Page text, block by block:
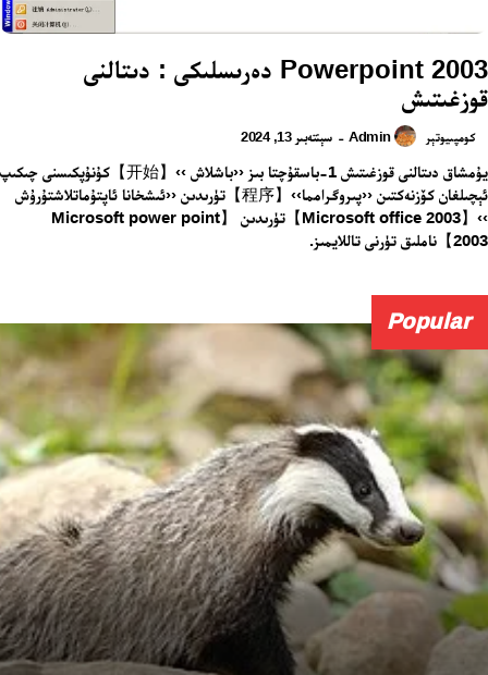
2003 Powerpoint دەرىسلىكى : دىتالنى
قوزغىتىش
كومپىيوتېر Admin
- سېنتەبىر 13, 2024
يۇمشاق دىتالنى قوزغىتىش 1-باسقۇچتا بىز ‹‹باشلاش ››【开始】كۇنۇپكىسنى چىكىپ
ئېچىلغان كۆزنەكتىن ‹‹پىروگرامما››【程序】تۈرىدىن ‹‹ئىشخانا ئاپتۇماتلاشتۇرۇش
››【Microsoft office 2003】تۈرىدىن 【Microsoft power point
2003】ناملىق تۈرنى تاللايمىز.
Popular